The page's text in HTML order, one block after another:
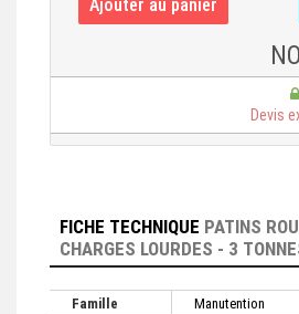
Devis
FICHE TECHNIQUE PATINS
CHARGES LOURDES - 3
Famille
Manutention